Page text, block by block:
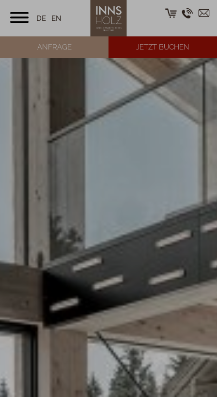
DE EN
ANFRAGE JETZT BUCHEN